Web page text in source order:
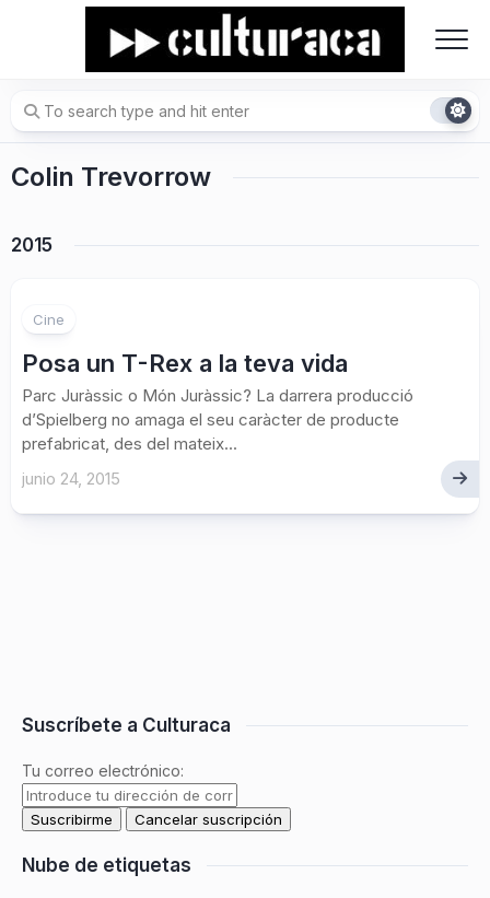
Colin Trevorrow
2015
Cine
Posa un T-Rex a la teva vida
Parc Juràssic o Món Juràssic? La darrera producció
d’Spielberg no amaga el seu caràcter de producte
prefabricat, des del mateix...
junio 24, 2015
Suscríbete a Culturaca
Tu correo electrónico:
Nube de etiquetas